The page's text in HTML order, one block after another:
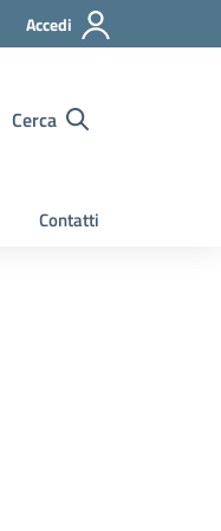
Accedi
Cerca
Contatti